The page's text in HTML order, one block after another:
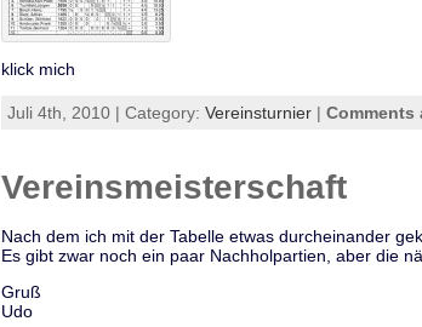
klick mich
Juli 4th, 2010 | Category: Vereinsturnier | Comments
Vereinsmeisterschaft
Nach dem ich mit der Tabelle etwas durcheinander
Es gibt zwar noch ein paar Nachholpartien, aber die
Gruß
Udo